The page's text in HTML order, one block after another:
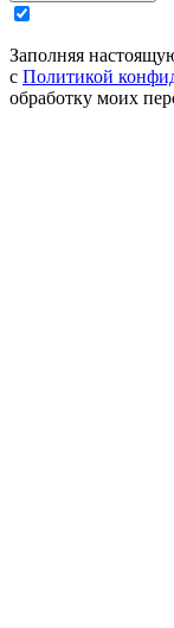
Заполняя
с Политикой
обработку моих